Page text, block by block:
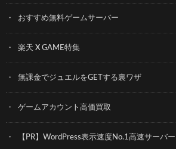
おすすめ無料ゲームサーバー
楽天 X GAME特集
無課金でジュエルをGETする裏ワザ
ゲームアカウント高価買取
【PR】WordPress表示速度No.1高速サーバー